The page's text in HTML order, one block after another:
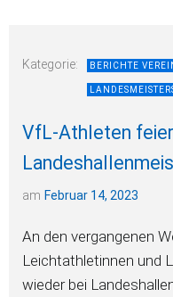
Kategorie: BERICHTE
VfL-Athleten
am Februar 14, 2023
An den vergangenen
Leichtathletinnen und
wieder bei